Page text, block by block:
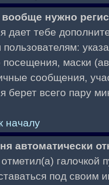
нужно
дает тебе
посещения, маски
сообщения,
берет всего пару
началу
автоматически
галочкой
под своим